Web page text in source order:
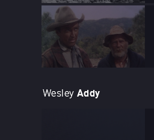
Wesley Addy